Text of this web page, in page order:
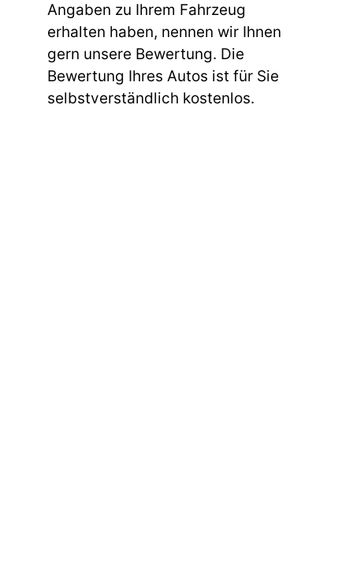
Angaben zu Ihrem Fahrzeug
erhalten haben, nennen wir Ihnen
gern unsere Bewertung. Die
Bewertung Ihres Autos ist für Sie
selbstverständlich kostenlos.